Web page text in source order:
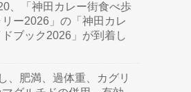
、「神田カレー街食べ歩
ー2026」の「神田カレ
ブック2026」が到着し
、肥満、過体重、カグリ